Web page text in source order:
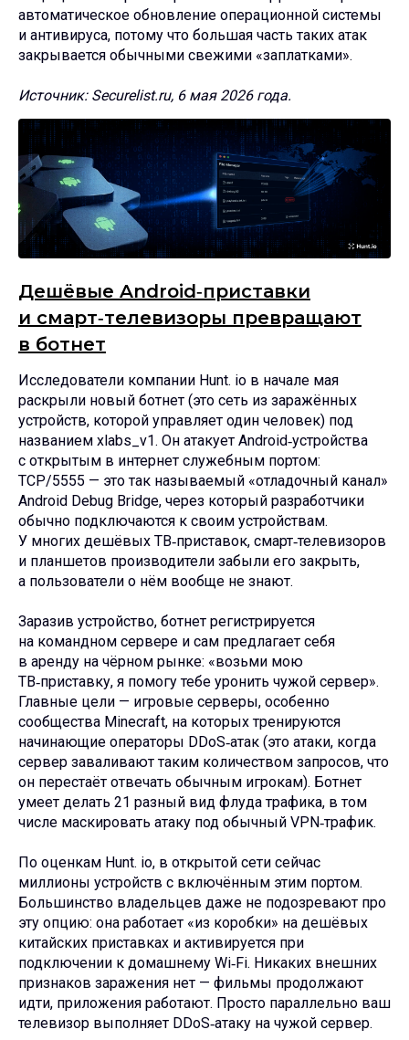
автоматическое обновление операционной системы
и антивируса, потому что большая часть таких атак
закрывается обычными свежими «заплатками».
Источник: Securelist.ru, 6 мая 2026 года.
Дешёвые Android‑приставки
и смарт‑телевизоры превращают
в ботнет
Исследователи компании Hunt. io в начале мая
раскрыли новый ботнет (это сеть из заражённых
устройств, которой управляет один человек) под
названием xlabs_v1. Он атакует Android‑устройства
с открытым в интернет служебным портом:
TCP/5555 — это так называемый «отладочный канал»
Android Debug Bridge, через который разработчики
обычно подключаются к своим устройствам.
У многих дешёвых ТВ‑приставок, смарт‑телевизоров
и планшетов производители забыли его закрыть,
а пользователи о нём вообще не знают.
Заразив устройство, ботнет регистрируется
на командном сервере и сам предлагает себя
в аренду на чёрном рынке: «возьми мою
ТВ‑приставку, я помогу тебе уронить чужой сервер».
Главные цели — игровые серверы, особенно
сообщества Minecraft, на которых тренируются
начинающие операторы DDoS‑атак (это атаки, когда
сервер заваливают таким количеством запросов, что
он перестаёт отвечать обычным игрокам). Ботнет
умеет делать 21 разный вид флуда трафика, в том
числе маскировать атаку под обычный VPN‑трафик.
По оценкам Hunt. io, в открытой сети сейчас
миллионы устройств с включённым этим портом.
Большинство владельцев даже не подозревают про
эту опцию: она работает «из коробки» на дешёвых
китайских приставках и активируется при
подключении к домашнему Wi‑Fi. Никаких внешних
признаков заражения нет — фильмы продолжают
идти, приложения работают. Просто параллельно ваш
телевизор выполняет DDoS‑атаку на чужой сервер.